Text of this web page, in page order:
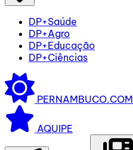
DP+Saúde
DP+Agro
DP+Educação
DP+Ciências
PERNAMBUCO.COM
AQUIPE